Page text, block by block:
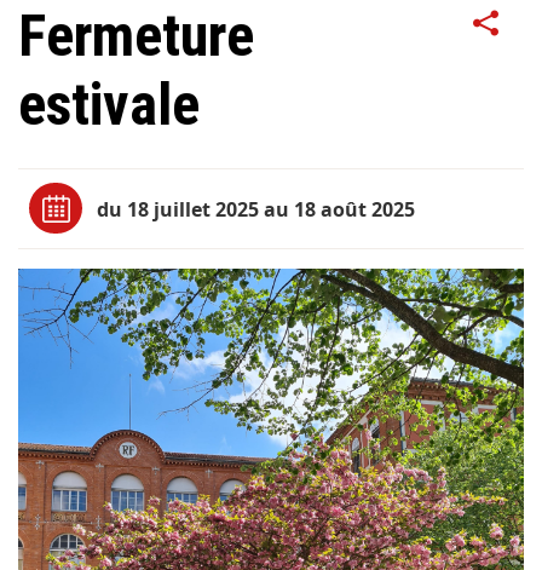
Fermeture
estivale
du 18 juillet 2025 au 18 août 2025